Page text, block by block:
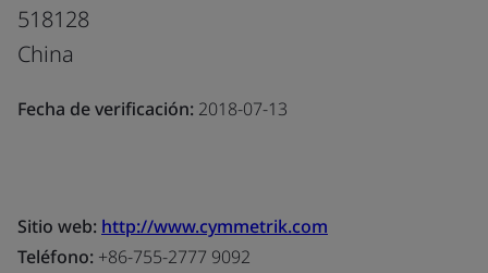
518128
China
Fecha de verificación: 2018-07-13
Sitio web: http://www.cymmetrik.com
Teléfono: +86-755-2777 9092